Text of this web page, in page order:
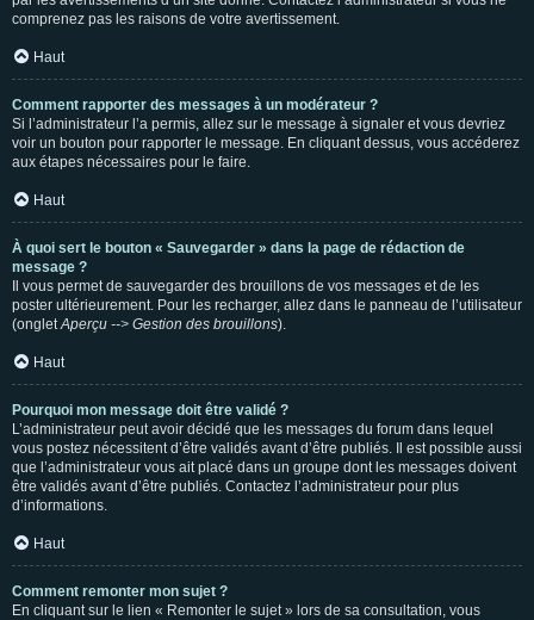
comprenez pas les raisons de votre avertissement.
Haut
Comment rapporter des messages à un modérateur ?
Si l’administrateur l’a permis, allez sur le message à signaler et vous devriez
voir un bouton pour rapporter le message. En cliquant dessus, vous accéderez
aux étapes nécessaires pour le faire.
Haut
À quoi sert le bouton « Sauvegarder » dans la page de rédaction de
message ?
Il vous permet de sauvegarder des brouillons de vos messages et de les
poster ultérieurement. Pour les recharger, allez dans le panneau de l’utilisateur
(ongletAperçu --> Gestion des brouillons).
Haut
Pourquoi mon message doit être validé ?
L’administrateur peut avoir décidé que les messages du forum dans lequel
vous postez nécessitent d’être validés avant d’être publiés. Il est possible aussi
que l’administrateur vous ait placé dans un groupe dont les messages doivent
être validés avant d’être publiés. Contactez l’administrateur pour plus
d’informations.
Haut
Comment remonter mon sujet ?
En cliquant sur le lien « Remonter le sujet » lors de sa consultation, vous